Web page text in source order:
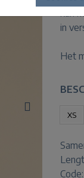
kan
in
Het
XS